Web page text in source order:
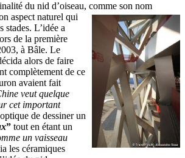
du nid d’oiseau, comme son nom
aspect naturel qui
stades. L’idée a
de la première
à Bâle. Le
alors de faire
complètement de ce
avaient fait
veut quelque
cet important
de dessiner un
” tout en étant un
un vaisseau
les céramiques